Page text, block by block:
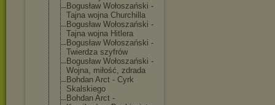
Bogusław Wołoszański -
Tajna wojna Churchilla
Bogusław Wołoszański -
Tajna wojna Hitlera
Bogusław Wołoszański -
Twierdza szyfrów
Bogusław Wołoszański -
Wojna, miłość, zdrada
Bohdan Arct - Cyrk
Skalskiego
Bohdan Arct -